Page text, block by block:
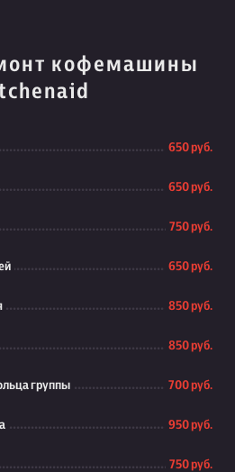
кофемашины
650 руб.
650 руб.
750 руб.
650 руб.
850 руб.
850 руб.
группы 700 руб.
950 руб.
750 руб.